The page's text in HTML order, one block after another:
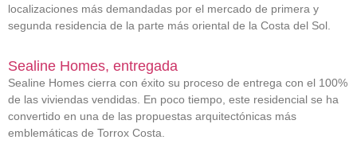
localizaciones más demandadas por el mercado de primera y
segunda residencia de la parte más oriental de la Costa del Sol.
Sealine Homes, entregada
Sealine Homes cierra con éxito su proceso de entrega con el 100%
de las viviendas vendidas. En poco tiempo, este residencial se ha
convertido en una de las propuestas arquitectónicas más
emblemáticas de Torrox Costa.